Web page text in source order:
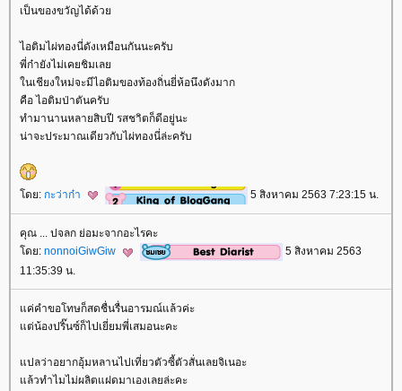
เป็นของขวัญได้ด้ว
ไอติมไผ่ทองนี่ดังเหมือนกันนะครับ
พี่ก๋ายังไม่เคยชิมเล
นเชียงใหม่จะมีไอติมของท้องถิ่นยี่ห้อนึงดังมาก
คือ ไอติมป่าตันครับ
ทำมานานหลายสิบปี รสชาิตก็ดีอยู่นะ
น่าจะประมาณเดียวกับไผ่ทองนี่ล่ะครับ
ดย: กะว่าก๋า 5 สิงหาคม 2563 7:23:15 น.
คุณ ... ปจลก ย่อมะจากอะไรคะ
ดย: nonnoiGiwGiw
5 สิงหาคม 2563
11:35:39 น.
ค่คำขอโทษก็สดชื่นรื่นอารมณ์แล้วค่ะ
ต่น้องปริ๊นซ์ก็ไปเยี่ยมพี่เสมอนะคะ
ปลว่าอยากอุ้มหลานไปเที่ยวตัวซี้ตัวสั่นเลยจิเนอะ
ล้วทำไมไม่ผลิตแฝดมาเองเลยล่ะคะ